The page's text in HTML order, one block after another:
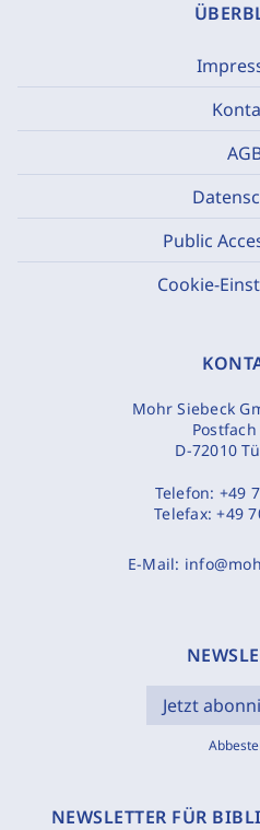
Public
Cookie-
Mohr Siebeck
D-72010
Telefon: +49
Telefax:+49
E-Mail:
Jetzt
NEWSLETTER FÜR